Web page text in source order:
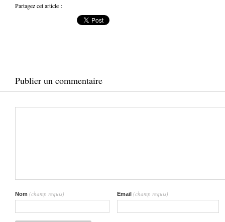
Partagez cet article :
Publier un commentaire
Nom (champ requis) Email (champ requis)